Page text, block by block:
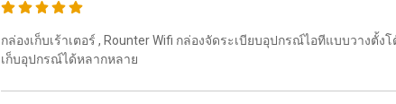
กล่องเก็บเร้าเตอร์ , Rounter Wifi กล่องจัดระเบียบอุปกรณ์ไอทีแบบวางตั้
เก็บอุปกรณ์ได้หลากหลาย